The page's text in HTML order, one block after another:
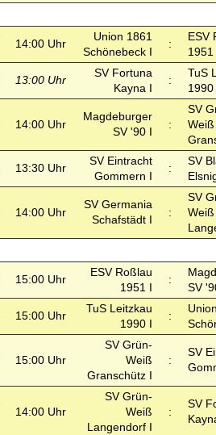
14:00 Uhr
Union 1861
Schönebeck I
:
ESV
1951
13:00 Uhr
SV Fortuna
Kayna I
:
TuS
1990
14:00 Uhr
Magdeburger
SV '90 I
:
SV
Weiß
13:30 Uhr
SV Eintracht
Gommern I
:
SV
14:00 Uhr
SV Germania
Schafstädt I
:
SV
Weiß
15:00 Uhr
ESV Roßlau
1951 I
:
SV
15:00 Uhr
TuS Leitzkau
1990 I
:
15:00 Uhr
SV Grün-
Weiß
Granschütz I
:
SV
14:00 Uhr
SV Grün-
Weiß
Langendorf I
:
SV